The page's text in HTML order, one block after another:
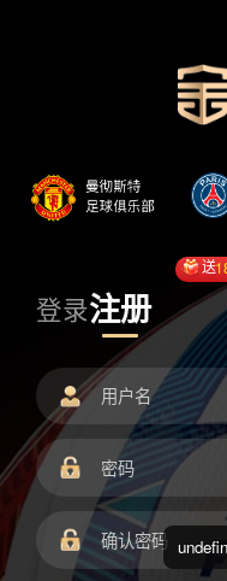
登录注册
送